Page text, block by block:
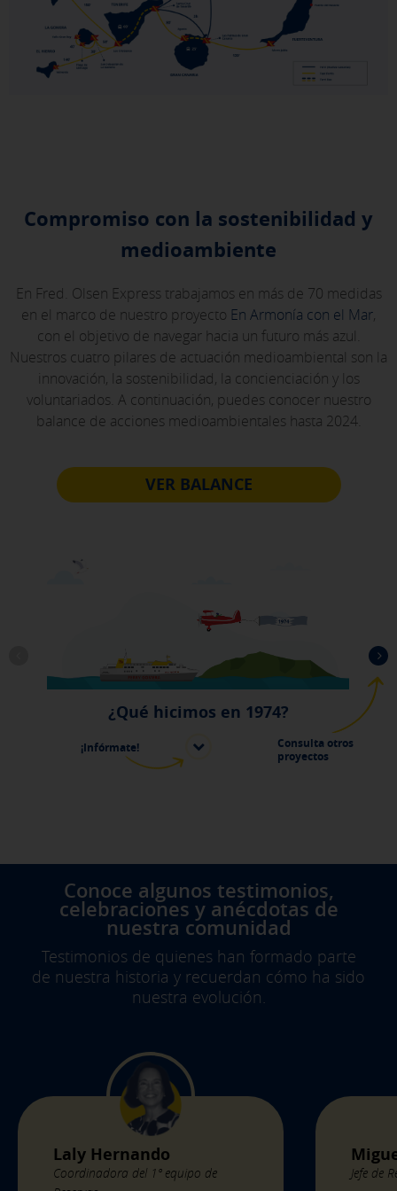
Compromiso con la sostenibilidad y
medioambiente
En Fred. Olsen Express trabajamos en más de 70 medidas
en el marco de nuestro proyecto En Armonía con el Mar,
con el objetivo de navegar hacia un futuro más azul.
Nuestros cuatro pilares de actuación medioambiental son la
innovación, la sostenibilidad, la concienciación y los
voluntariados. A continuación, puedes conocer nuestro
balance de acciones medioambientales hasta 2024.
VER BALANCE
¿Qué hicimos en 1974?
¡Infórmate!
Consulta otros
proyectos
Conoce algunos testimonios,
celebraciones y anécdotas de
nuestra comunidad
Testimonios de quienes han formado parte
de nuestra historia y recuerdan cómo ha sido
nuestra evolución.
Laly Hernando
Coordinadora del 1º equipo de
Jefe de